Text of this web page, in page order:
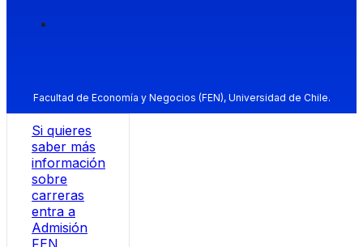
Facultad de Economía y Negocios (FEN), Universidad de Chile.
Si quieres
saber más
información
sobre
carreras
entra a
Admisión
FEN